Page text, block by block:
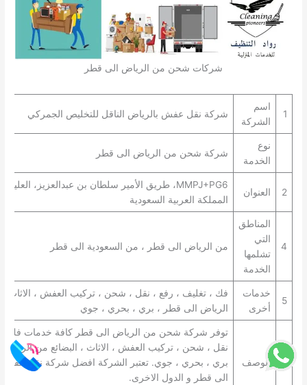
شركات شحن من الرياض الى قطر
1
اسم
الشركة
شركة نقل عفش بالرياض الناقل للتخليص الجمركي
نوع
الخدمة
شركة شحن من الرياض الى قطر
2 العنوان
المملكة العربية السعودية
4
المناطق
التي
تشلمها
الخدمة
من الرياض الى قطر ، من السعودية الى قطر
5
خدمات
أخرى
فك ، تغليف ، رفع ، نقل ، شحن ، تركيب العفش ، الاثاث ،
الرياض الى قطر ، بري ، بحري ، جوي
5 الوصف
توفر شركة شحن من الرياض الى قطر كافة خدمات فك ،
نقل ، شحن ، تركيب العفش ، الاثاث ، البضائع من
بري ، بحري ، جوي. تعتبر الشركة افضل شركة نقل عفش
الى قطر و الدول الاخرى.